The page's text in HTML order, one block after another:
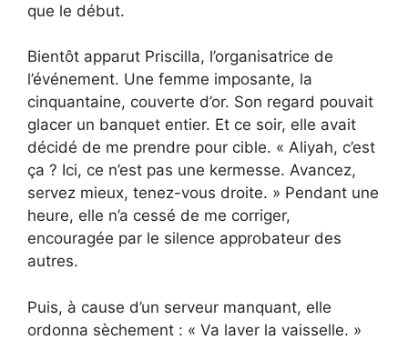
que le début.
Bientôt apparut Priscilla, l’organisatrice de
l’événement. Une femme imposante, la
cinquantaine, couverte d’or. Son regard pouvait
glacer un banquet entier. Et ce soir, elle avait
décidé de me prendre pour cible. « Aliyah, c’est
ça ? Ici, ce n’est pas une kermesse. Avancez,
servez mieux, tenez-vous droite. » Pendant une
heure, elle n’a cessé de me corriger,
encouragée par le silence approbateur des
autres.
Puis, à cause d’un serveur manquant, elle
ordonna sèchement : « Va laver la vaisselle. »